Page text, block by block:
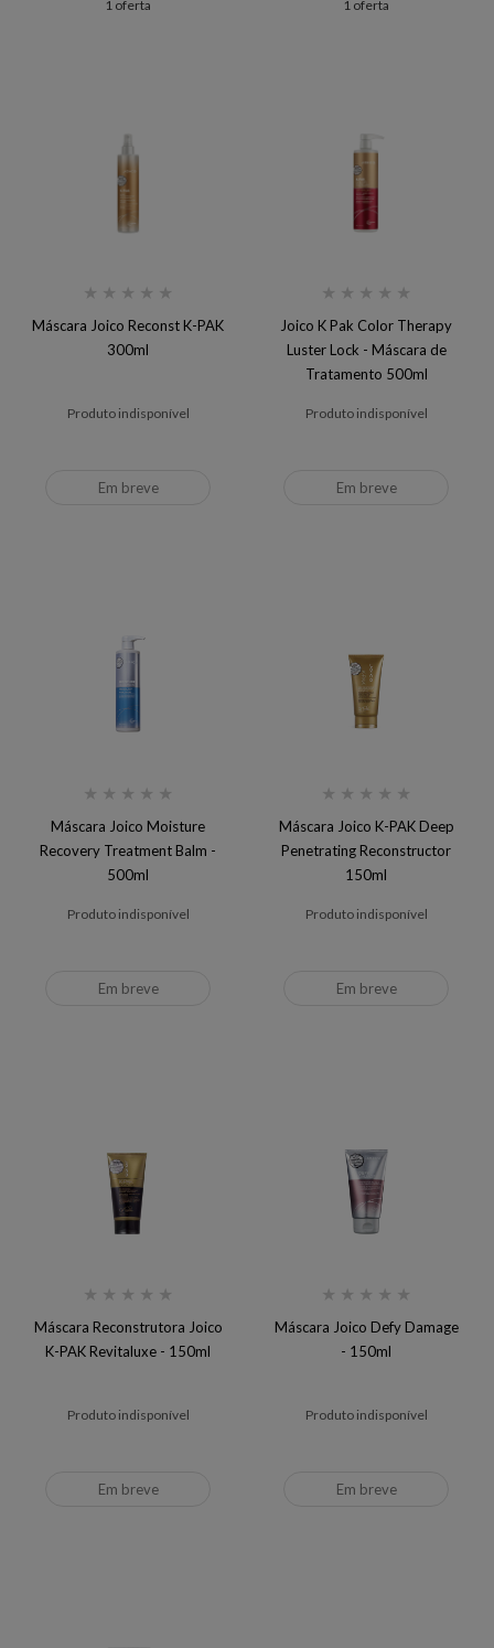
1 oferta 1 oferta
★ ★ ★ ★ ★
Máscara Joico Reconst K-PAK
300ml
Produto indisponível
Em breve
★ ★ ★ ★ ★
Joico K Pak Color Therapy
Luster Lock - Máscara de
Tratamento 500ml
Produto indisponível
Em breve
★ ★ ★ ★ ★
Máscara Joico Moisture
Recovery Treatment Balm -
500ml
Produto indisponível
Em breve
★ ★ ★ ★ ★
Máscara Joico K-PAK Deep
Penetrating Reconstructor
150ml
Produto indisponível
Em breve
★ ★ ★ ★ ★
Máscara Reconstrutora Joico
K-PAK Revitaluxe - 150ml
Produto indisponível
Em breve
★ ★ ★ ★ ★
Máscara Joico Defy Damage
- 150ml
Produto indisponível
Em breve